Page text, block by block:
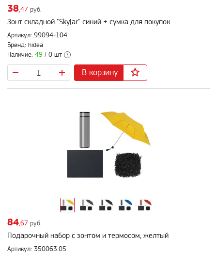
38,47 руб.
Зонт складной "Skylar" синий + сумка для покупок
Артикул: 99094-104
Бренд: hidea
Наличие: 49 / 0 шт ?
В корзину
84,67 руб.
Подарочный набор с зонтом и термосом, желтый
Артикул: 350063.05